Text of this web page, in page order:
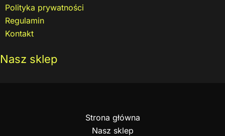
Polityka prywatności
Regulamin
Kontakt
Nasz sklep
Strona główna
Nasz sklep